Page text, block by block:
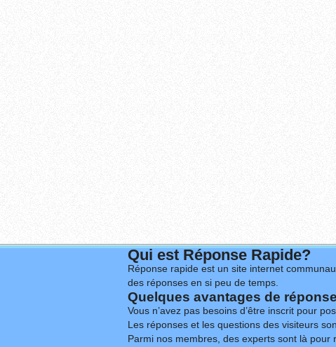
Qui est Réponse Rapide?
Réponse rapide est un site internet
des réponses en si peu de temps.
Quelques avantages de
Vous n’avez pas besoins d’être inscrit pour
Les réponses et les questions des visiteurs
Parmi nos membres, des experts sont là pour